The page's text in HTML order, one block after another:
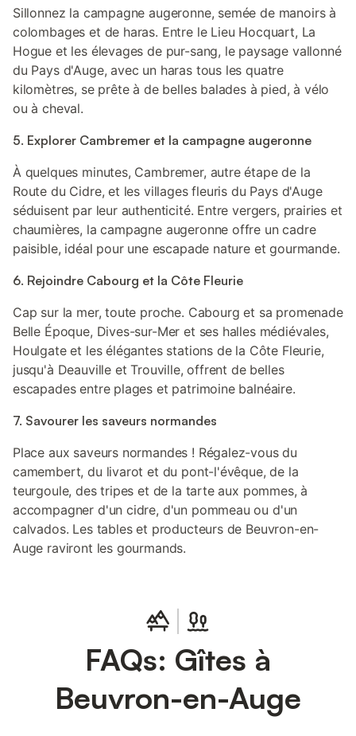
Sillonnez la campagne augeronne, semée de manoirs à
colombages et de haras. Entre le Lieu Hocquart, La
Hogue et les élevages de pur-sang, le paysage vallonné
du Pays d'Auge, avec un haras tous les quatre
kilomètres, se prête à de belles balades à pied, à vélo
ou à cheval.
5. Explorer Cambremer et la campagne augeronne
À quelques minutes, Cambremer, autre étape de la
Route du Cidre, et les villages fleuris du Pays d'Auge
séduisent par leur authenticité. Entre vergers, prairies et
chaumières, la campagne augeronne offre un cadre
paisible, idéal pour une escapade nature et gourmande.
6. Rejoindre Cabourg et la Côte Fleurie
Cap sur la mer, toute proche. Cabourg et sa promenade
Belle Époque, Dives-sur-Mer et ses halles médiévales,
Houlgate et les élégantes stations de la Côte Fleurie,
jusqu'à Deauville et Trouville, offrent de belles
escapades entre plages et patrimoine balnéaire.
7. Savourer les saveurs normandes
Place aux saveurs normandes ! Régalez-vous du
camembert, du livarot et du pont-l'évêque, de la
teurgoule, des tripes et de la tarte aux pommes, à
accompagner d'un cidre, d'un pommeau ou d'un
calvados. Les tables et producteurs de Beuvron-en-
Auge raviront les gourmands.
FAQs: Gîtes à
Beuvron-en-Auge